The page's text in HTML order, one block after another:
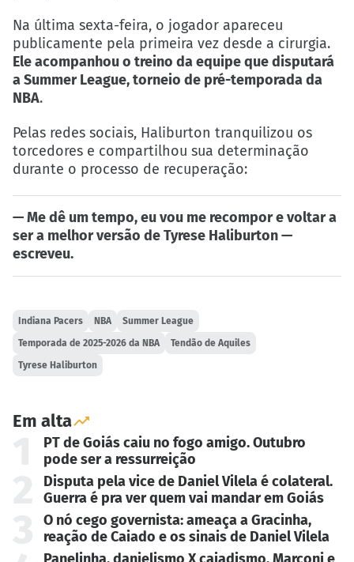
Na última sexta-feira, o jogador apareceu
publicamente pela primeira vez desde a cirurgia.
Ele acompanhou o treino da equipe que disputará
aSummer League,torneio de pré-temporada da
NBA.
Pelas redes sociais, Haliburton tranquilizou os
torcedores e compartilhou sua determinação
durante o processo de recuperação:
— Me dê um tempo, eu vou me recompor e voltar a
ser a melhor versão de Tyrese Haliburton —
escreveu.
Indiana Pacers NBA Summer League
Temporada de 2025-2026 da NBA Tendão de Aquiles
Tyrese Haliburton
Em alta
PT de Goiás caiu no fogo amigo. Outubro
pode ser a ressurreição
Disputa pela vice de Daniel Vilela é colateral.
Guerra é pra ver quem vai mandar em Goiás
O nó cego governista: ameaça a Gracinha,
reação de Caiado e os sinais de Daniel Vilela